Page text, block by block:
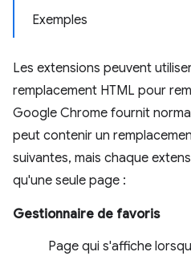
Exemples
Les extensions peuvent
remplacement HTML pour
Google Chrome fournit
peut contenir un
suivantes, mais chaque
qu'une seule page :
Gestionnaire de favoris
Page qui s'affiche